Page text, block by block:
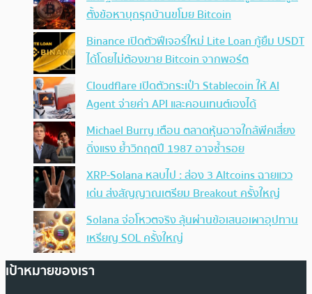
ตั้งข้อหาบุกรุกบ้านขโมย Bitcoin
Binance เปิดตัวฟีเจอร์ใหม่ Lite Loan กู้ยืม USDT
ได้โดยไม่ต้องขาย Bitcoin จากพอร์ต
Cloudflare เปิดตัวกระเป๋า Stablecoin ให้ AI
Agent จ่ายค่า API และคอนเทนต์เองได้
Michael Burry เตือน ตลาดหุ้นอาจใกล้พีคเสี่ยง
ดิ่งแรง ย้ำวิกฤตปี 1987 อาจซ้ำรอย
XRP-Solana หลบไป : ส่อง 3 Altcoins ฉายแวว
เด่น ส่งสัญญาณเตรียม Breakout ครั้งใหญ่
Solana จ่อโหวตจริง ลุ้นผ่านข้อเสนอเผาอุปทาน
เหรียญ SOL ครั้งใหญ่
เป้าหมายของเรา